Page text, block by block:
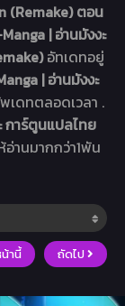
(Remake) ตอน
| อ่านมังงะ
อัทเดทอยู่
| อ่านมังงะ
เดทตลอดเวลา .
การ์ตูนแปลไทย
อ่านมากกว่า1พัน
านี้ ถัดไป